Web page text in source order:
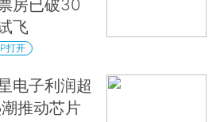
房已破30
飞
打开
电子利润超
推动芯片